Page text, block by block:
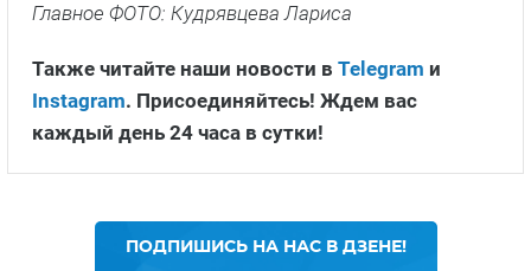
Главное ФОТО: Кудрявцева Лариса
Также читайте наши новости в Telegram и
Instagram. Присоединяйтесь! Ждем вас
каждый день 24 часа в сутки!
ПОДПИШИСЬ НА НАС В ДЗЕНЕ!